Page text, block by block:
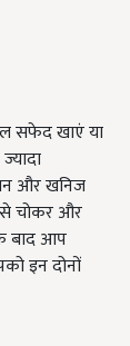
सफेद खाएं या
और खनिज
चोकर और
बाद आप
इन दोनों